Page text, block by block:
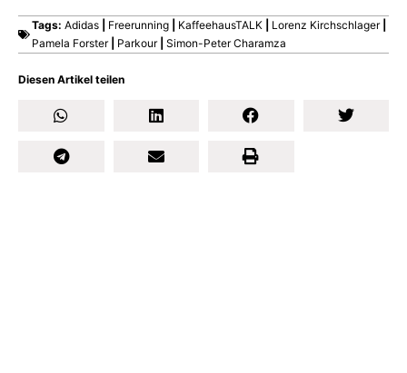
Diesen Artikel teilen
Tags: Adidas Freerunning KaffeehausTALK Lorenz Kirchschlager|
Pamela Forster| Parkour| Simon-Peter Charamza